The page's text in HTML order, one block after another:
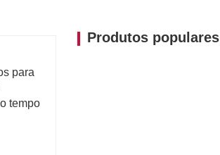
reduz o risco de lesões nos
de produção segura.
lotes com mudanças rápidas e alturas
para
tempo
Produtos populares